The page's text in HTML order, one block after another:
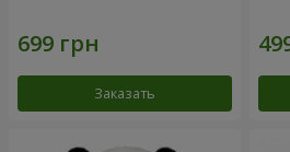
Заказать